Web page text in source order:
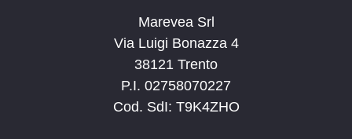
Marevea Srl
Via Luigi Bonazza 4
38121 Trento
P.I. 02758070227
Cod. SdI: T9K4ZHO